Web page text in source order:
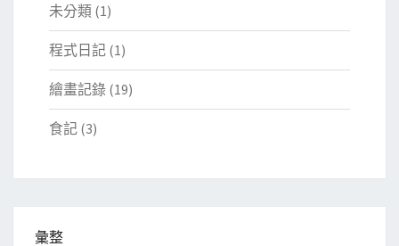
未分類 (1)
程式日記 (1)
繪畫記錄 (19)
食記 (3)
彙整